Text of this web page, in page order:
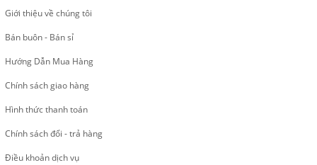
Giới thiệu về chúng tôi
Bán buôn - Bán sỉ
Hướng Dẫn Mua Hàng
Chính sách giao hàng
Hình thức thanh toán
Chính sách đổi - trả hàng
Điều khoản dịch vụ